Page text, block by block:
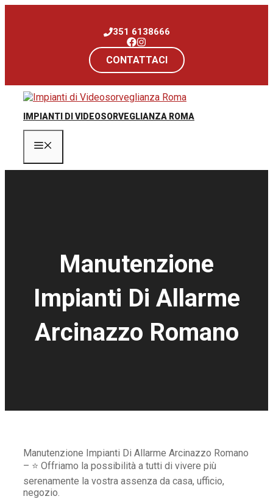
351 6138666
CONTATTACI
IMPIANTI DI VIDEOSORVEGLIANZA ROMA
Manutenzione
Impianti Di Allarme
Arcinazzo Romano
Manutenzione Impianti Di Allarme Arcinazzo Romano
– ⭐ Offriamo la possibilità a tutti di vivere più
serenamente la vostra assenza da casa, ufficio,
negozio.